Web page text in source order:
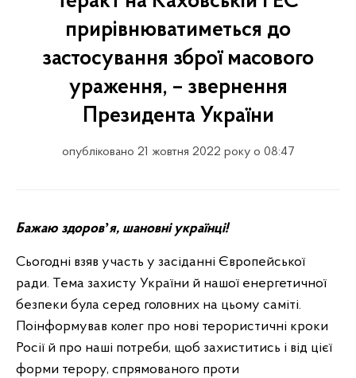
прирівнюватиметься до
застосування зброї масового
ураження, – звернення
Президента України
опубліковано 21 жовтня 2022 року о 08:47
Бажаю здоровʼя, шановні українці!
Сьогодні взяв участь у засіданні Європейської
ради. Тема захисту України й нашої енергетичної
безпеки була серед головних на цьому саміті.
Поінформував колег про нові терористичні кроки
Росії й про наші потреби, щоб захиститись і від цієї
форми терору, спрямованого проти